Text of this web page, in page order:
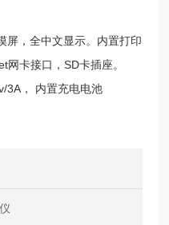
，全中文显示。内置打印
卡接口，SD卡插座。
3A， 内置充电电池